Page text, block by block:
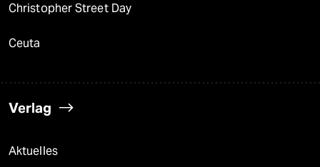
Christopher Street Day
Ceuta
Verlag
Aktuelles